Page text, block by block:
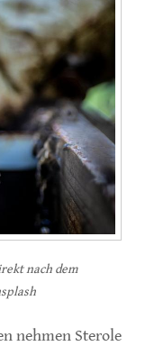
nach dem
nehmen Sterole